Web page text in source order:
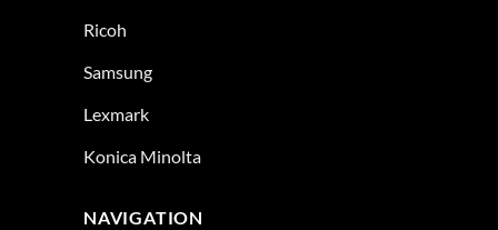
Ricoh
Samsung
Lexmark
Konica Minolta
NAVIGATION